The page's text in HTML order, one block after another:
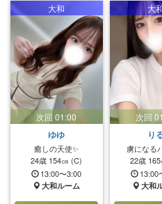
次回 01:00
大和
ゆゆ
癒しの天使✨
24歳 154㎝ (C)
13:00〜3:00
大和ルーム
次回
大
り
虜になる
22歳
13:00
大和